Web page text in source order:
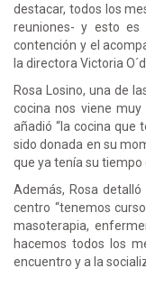
destacar, todos los
reuniones- y esto
contención y el
la directora Victoria
Rosa Losino, una de
cocina nos viene
añadió “la cocina que
sido donada en su
que ya tenía su tiempo
Además, Rosa
centro “tenemos
masoterapia,
hacemos todos los
encuentro y a la